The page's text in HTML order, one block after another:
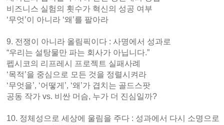
비즈니스 실험의 횟수가 혁신의 성공 여부
‘무엇’이 아니라 ‘왜’를 팔아라
9. 전쟁이 아니라 올림픽이다 : 사명에서 성과로
“우리는 설탕물만 파는 회사가 아닙니다.”
펩시코의 리프레시 프로젝트 실패사례
‘목적’을 중심으로 모든 것을 정렬시켜라
‘무엇을’, ‘어떻게’, ‘왜’가 겹치는 골드스팟
공동 작가 vs. 비싼 머슴, 누가 더 진심일까?
10. 정체성으로 세상에 울림을 주다 : 성과에서 다시 소명으로